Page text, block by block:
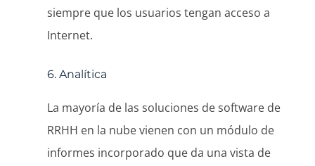
siempre que los usuarios tengan acceso a
Internet.
6. Analítica
La mayoría de las soluciones de software de
RRHH en la nube vienen con un módulo de
informes incorporado que da una vista de